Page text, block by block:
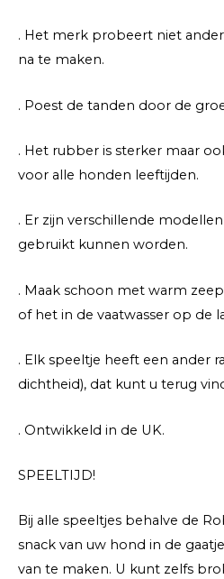
. Het merk probeert niet
na te maken.
. Poest de tanden door de
. Het rubber is sterker maar
voor alle honden leeftijden.
. Er zijn verschillende
gebruikt kunnen worden.
. Maak schoon met warm
of het in de vaatwasser op de
. Elk speeltje heeft een ander
dichtheid), dat kunt u terug
. Ontwikkeld in de UK.
SPEELTIJD!
Bij alle speeltjes behalve de
snack van uw hond in de
van te maken. U kunt zelfs